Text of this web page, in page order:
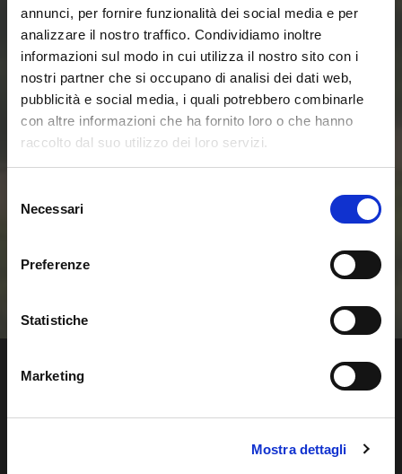
annunci, per fornire funzionalità dei social media e per
analizzare il nostro traffico. Condividiamo inoltre
informazioni sul modo in cui utilizza il nostro sito con i
nostri partner che si occupano di analisi dei dati web,
pubblicità e social media, i quali potrebbero combinarle
con altre informazioni che ha fornito loro o che hanno
raccolto dal suo utilizzo dei loro servizi.
delNecessari
Preferenze
Statistiche
Marketing
Mostra dettagli
Entra ora nel mondo
delle Smart Home e
delle Comunità